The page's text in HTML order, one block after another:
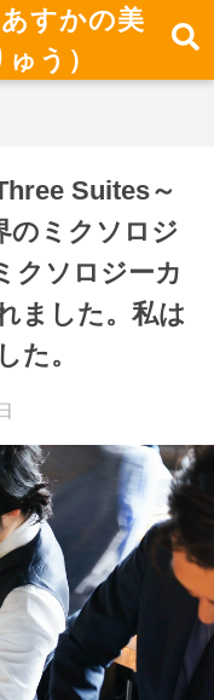
すかの美
う）
Suites～
のミクソロジ
クソロジーカ
ました。私は
た。